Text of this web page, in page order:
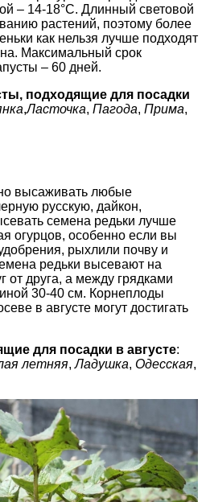
– 14-18°C. Длинный световой
растений, поэтому более
как нельзя лучше подходят
Максимальный срок
– 60 дней.
подходящие для посадки
,Ласточка, Пагода, Прима,
высаживать любые
русскую, дайкон,
семена редьки лучше
огурцов, особенно если вы
рыхлили почву и
редьки высевают на
от друга, а между грядками
30-40 см. Корнеплоды
в августе могут достигать
для посадки в августе:
летняя,Ладушка, Одесская,